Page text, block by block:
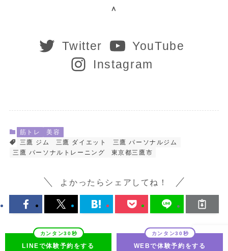
＾
Twitter
YouTube
Instagram
筋トレ
美容
三鷹 ジム
三鷹 ダイエット
三鷹 パーソナルジム
三鷹 パーソナルトレーニング
東京都三鷹市
よかったらシェアしてね！
LINEで体験予約をする WEBで体験予約をする